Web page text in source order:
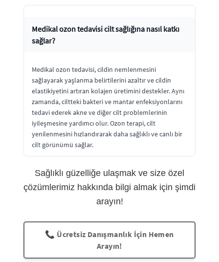
Medikal ozon tedavisi cilt sağlığına nasıl katkı
sağlar?
Medikal ozon tedavisi, cildin nemlenmesini
sağlayarak yaşlanma belirtilerini azaltır ve cildin
elastikiyetini artıran kolajen üretimini destekler. Aynı
zamanda, ciltteki bakteri ve mantar enfeksiyonlarını
tedavi ederek akne ve diğer cilt problemlerinin
iyileşmesine yardımcı olur. Ozon terapi, cilt
yenilenmesini hızlandırarak daha sağlıklı ve canlı bir
cilt görünümü sağlar.
Sağlıklı güzelliğe ulaşmak ve size özel
çözümlerimiz hakkında bilgi almak için şimdi
arayın!
📞 Ücretsiz Danışmanlık İçin Hemen
Arayın!